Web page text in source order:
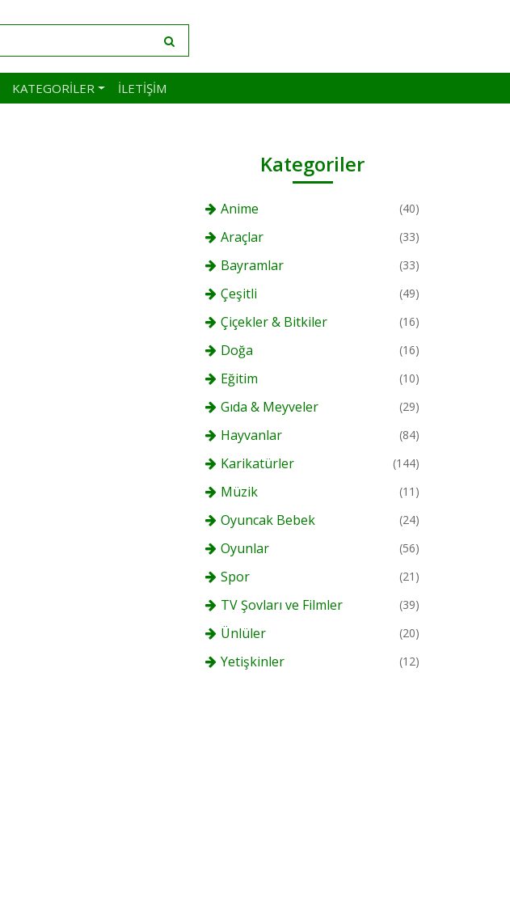
KATEGORILER İLETIŞIM
Kategoriler
Anime (40)
Araçlar (33)
Bayramlar (33)
Çeşitli (49)
Çiçekler & Bitkiler (16)
Doğa (16)
Eğitim (10)
Gıda & Meyveler (29)
Hayvanlar (84)
Karikatürler (144)
Müzik (11)
Oyuncak Bebek (24)
Oyunlar (56)
Spor (21)
TV Şovları ve Filmler (39)
Ünlüler (20)
Yetişkinler (12)